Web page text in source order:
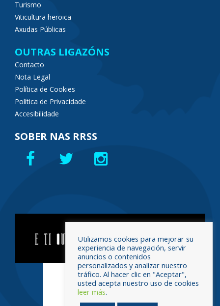
Turismo
Viticultura heroica
Axudas Públicas
OUTRAS LIGAZÓNS
Contacto
Nota Legal
Política de Cookies
Política de Privacidade
Accesibilidade
SOBER NAS RRSS
Utilizamos cookies para mejorar su
experiencia de navegación, servir
anuncios o contenidos
personalizados y analizar nuestro
tráfico. Al hacer clic en "Aceptar",
usted acepta nuestro uso de cookies
leer más.